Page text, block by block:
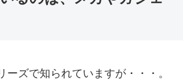
ズで知られていますが・・・。